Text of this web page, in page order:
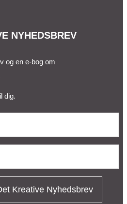
NYHEDSBREV
og en e-bog om
dig.
Kreative Nyhedsbrev